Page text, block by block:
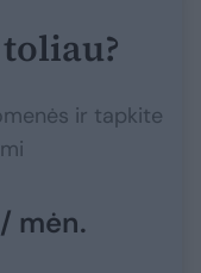
ir tapkite
mėn.